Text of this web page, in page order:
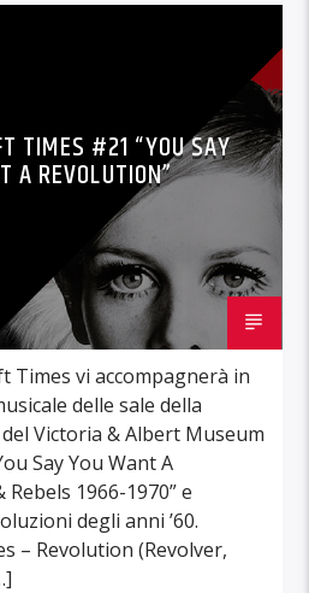
TIMES #21 “YOU SAY
A REVOLUTION”
Times vi accompagnerà in
delle sale della
Victoria & Albert Museum
Say You Want A
1966-1970” e
degli anni ’60.
– Revolution (Revolver,